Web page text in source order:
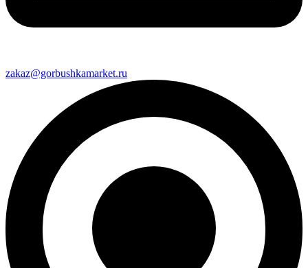
zakaz@gorbushkamarket.ru